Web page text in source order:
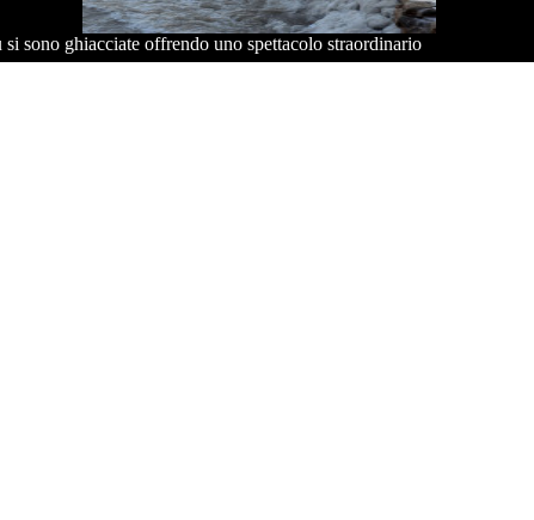
sono ghiacciate offrendo uno spettacolo straordinario